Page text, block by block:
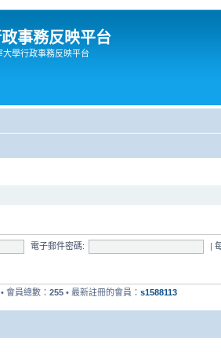
事務反映平台
大學行政事務反映平台
電子郵件密碼: |
• 會員總數： 255 • 最新註冊的會員： s1588113